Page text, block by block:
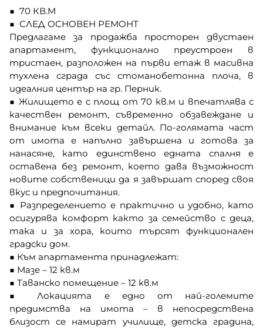
■ 70 КВ.М
■ СЛЕД ОСНОВЕН РЕМОНТ
Предлагаме за продажба просторен двустаен
апартамент, функционално преустроен в
тристаен, разположен на първи етаж в масивна
тухлена сграда със стоманобетонна плоча, в
идеалния център на гр. Перник.
■ Жилището е с площ от 70 кв.м и впечатлява с
качествен ремонт, съвременно обзавеждане и
внимание към всеки детайл. По-голямата част
от имота е напълно завършена и готова за
нанасяне, като единствено едната спалня е
оставена без ремонт, което дава възможност
новите собственици да я завършат според своя
вкус и предпочитания.
■ Разпределението е практично и удобно, като
осигурява комфорт както за семейство с деца,
така и за хора, които търсят функционален
градски дом.
■ Към апартамента принадлежат:
■ Мазе – 12 кв.м
■ Таванско помещение – 12 кв.м
■ Локацията е едно от най-големите
предимства на имота – в непосредствена
близост се намират училище, детска градина,